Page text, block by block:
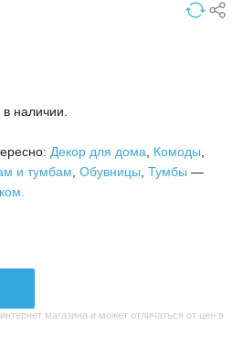
наличии.
Декор для дома Комоды
и тумбам Обувницы Тумбы —
магазина и может отличаться от цен в